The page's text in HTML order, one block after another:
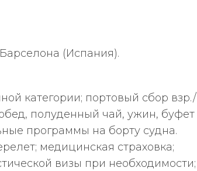
(Испания).
категории; портовый сбор взр./
полуденный чай, ужин, буфет
программы на борту судна.
медицинская страховка;
визы при необходимости;